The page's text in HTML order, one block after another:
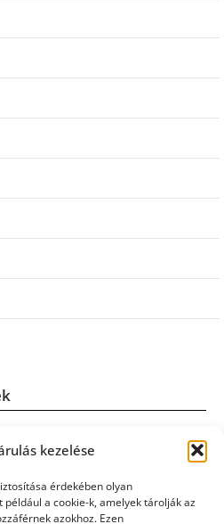
kezelése
érdekében olyan
a cookie-k, amelyek tárolják az
azokhoz. Ezen
éri meg a biztosítást igénybe
könyvelőt váltani?